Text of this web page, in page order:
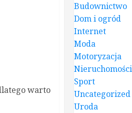
warto
Budownictwo
Dom i ogród
Internet
Moda
Motoryzacja
Nieruchomości
Sport
Uncategorized
Uroda